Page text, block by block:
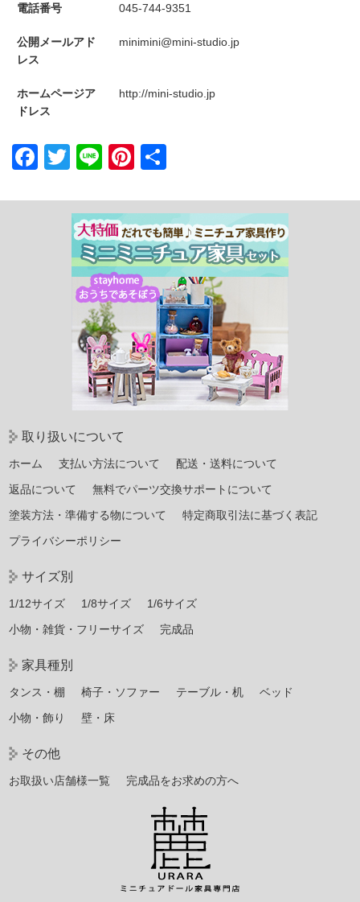
電話番号 045-744-9351
公開メールアド
レス
minimini@mini-studio.jp
ホームページア
ドレス
http://mini-studio.jp
Facebook
Twitter
LinePinterest
取り扱いについて
ホーム 支払い方法について
配送・送料について
返品について
無料でパーツ交換サポートについて
塗装方法・準備する物について
特定商取引法に基づく表記
プライバシーポリシー
サイズ別
1/12サイズ 1/8サイズ
1/6サイズ
小物・雑貨・フリーサイズ
完成品
家具種別
タンス・棚 椅子・ソファー テーブル・机
ベッド
小物・飾り
壁・床
その他
お取扱い店舗様一覧 完成品をお求めの方へ